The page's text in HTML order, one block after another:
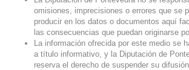
omisiones, imprecisiones o errores que se
producir en los datos o documentos aquí
las consecuencias que puedan originarse
La información ofrecida por este medio se
a título informativo, y la Diputación de
reserva el derecho de suspender su